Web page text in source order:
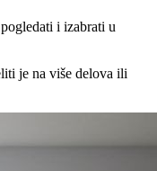
i izabrati u
je na više delova ili